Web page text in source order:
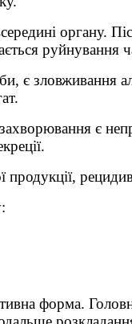
органу.
є зловживання
є
форма.